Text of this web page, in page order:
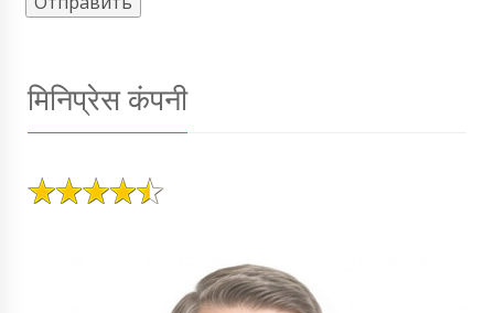
मिनिप्रेस कंपनी